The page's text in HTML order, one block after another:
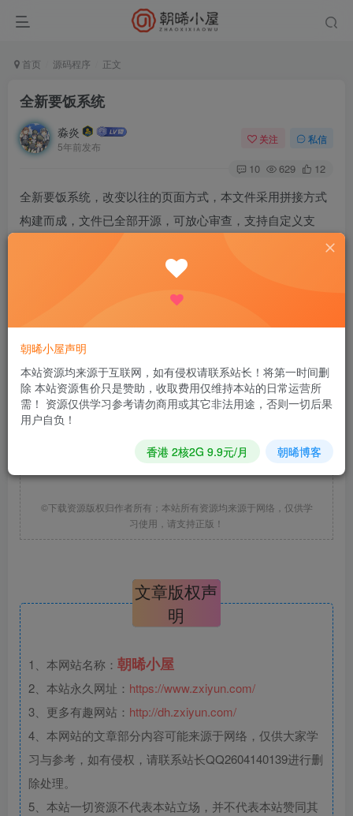
首页 源码程序 正文
全新要饭系统
淼炎
5年前发布
关注 私信
10 629 12
全新要饭系统，改变以往的页面方式，本文件采用拼接方式
构建而成，文件已全部开源，可放心审查，支持自定义支
演示站:http://pay.cloudyua.cn
相关文件下载地址
*该资源需回复评论后下载，马上去发表评论?
©下载资源版权归作者所有；本站所有资源均来源于网络，仅供学
习使用，请支持正版！
文章版权声
明
1、本网站名称： 朝晞小屋
2、本站永久网址： https://www.zxiyun.com/
3、更多有趣网站： http://dh.zxiyun.com/
4、本网站的文章部分内容可能来源于网络，仅供大家学
习与参考，如有侵权，请联系站长QQ2604140139进行删
除处理。
5、本站一切资源不代表本站立场，并不代表本站赞同其
朝晞小屋声明
本站资源均来源于互联网，如有侵权请联系站长！将第一时间删
除 本站资源售价只是赞助，收取费用仅维持本站的日常运营所
需！ 资源仅供学习参考请勿商用或其它非法用途，否则一切后果
用户自负！
香港 2核2G 9.9元/月 朝晞博客